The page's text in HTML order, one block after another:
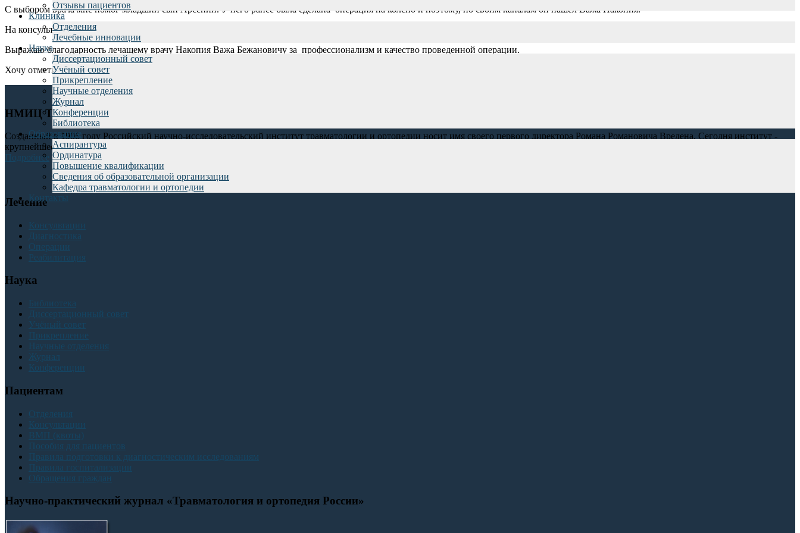
Отзывы пациентов
Клиника
Отделения
Лечебные инновации
Наука
Диссертационный совет
Учёный совет
Прикрепление
Научные отделения
Журнал
Конференции
Библиотека
Образование
Аспирантура
Ординатура
Повышение квалификации
Сведения об образовательной организации
Кафедра травматологии и ортопедии
Контакты
С выбором врача мне помог младший сын Арсений. У него ранее была сделана операция на колено и поэтому, по своим каналам он нашёл Важа Накопия.
На консультации с Важей Бежановичем попросила назначить день проведения операции, потому что уже не сомневалась в успехе.
Выражаю благодарность лечащему врачу Накопия Важа Бежановичу за профессионализм и качество проведенной операции.
Хочу отметить чуткое отношение к пациенту со стороны всего коллектива 21 отделения. Н.М.Шеболдасова 18.10.2021
НМИЦ ТО им. Р.Р. Вредена
Созданный в 1906 году Российский научно-исследовательский институт травматологии и ортопедии носит имя своего первого директора Романа Романовича Вредена. Сегодня институт -
крупнейшее в России клиническое, научное и учебное учреждение в области травматологии и ортопедии, в состав которого входит 22 клинических и 10 научных отделений.
Подробнее
Лечение
Консультации
Диагностика
Операции
Реабилитация
Наука
Библиотека
Диссертационный совет
Учёный совет
Прикрепление
Научные отделения
Журнал
Конференции
Пациентам
Отделения
Консультации
ВМП (квоты)
Пособия для пациентов
Правила подготовки к диагностическим исследованиям
Правила госпитализации
Обращения граждан
Научно-практический журнал «Травматология и ортопедия России»